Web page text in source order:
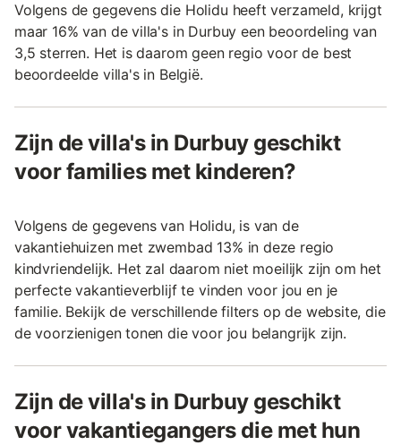
Volgens de gegevens die Holidu heeft verzameld, krijgt
maar 16% van de villa's in Durbuy een beoordeling van
3,5 sterren. Het is daarom geen regio voor de best
beoordeelde villa's in België.
Zijn de villa's in Durbuy geschikt
voor families met kinderen?
Volgens de gegevens van Holidu, is van de
vakantiehuizen met zwembad 13% in deze regio
kindvriendelijk. Het zal daarom niet moeilijk zijn om het
perfecte vakantieverblijf te vinden voor jou en je
familie. Bekijk de verschillende filters op de website, die
de voorzienigen tonen die voor jou belangrijk zijn.
Zijn de villa's in Durbuy geschikt
voor vakantiegangers die met hun